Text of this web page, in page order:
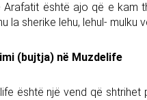
Arafatit është ajo që e kam
la sherike lehu, lehul- mulku
(bujtja) në Muzdelife
është një vend që